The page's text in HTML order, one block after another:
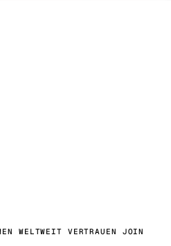
WELTWEIT VERTRAUEN JOIN